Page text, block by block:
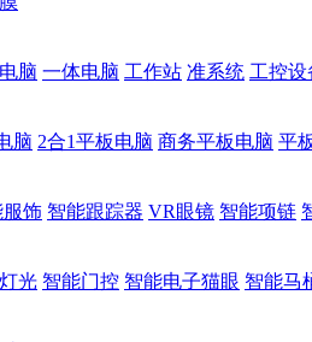
脑 一体电脑 工作站 准系统 工控设
脑 2合1平板电脑 商务平板电脑 平
服饰 智能跟踪器 VR眼镜 智能项链
光 智能门控 智能电子猫眼 智能马